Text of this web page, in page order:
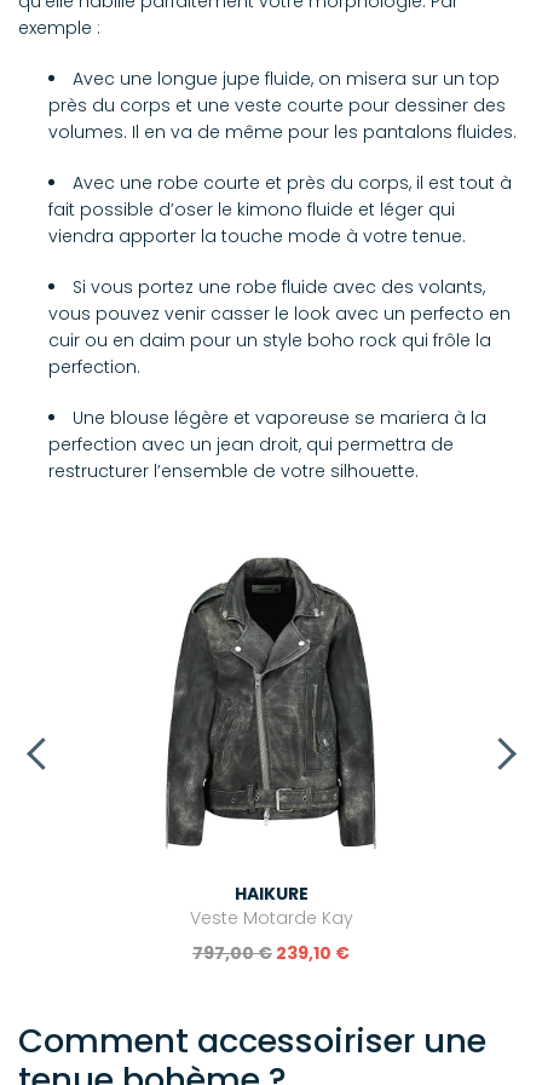
exemple :
Avec une longue jupe fluide, on misera sur un top
près du corps et une veste courte pour dessiner des
volumes. Il en va de même pour les pantalons fluides.
Avec une robe courte et près du corps, il est tout à
fait possible d’oser le kimono fluide et léger qui
viendra apporter la touche mode à votre tenue.
Si vous portez une robe fluide avec des volants,
vous pouvez venir casser le look avec un perfecto en
cuir ou en daim pour un style boho rock qui frôle la
perfection.
Une blouse légère et vaporeuse se mariera à la
perfection avec un jean droit, qui permettra de
restructurer l’ensemble de votre silhouette.
HAIKURE
Veste Motarde Kay
797,00 € 239,10 €
Comment accessoiriser une